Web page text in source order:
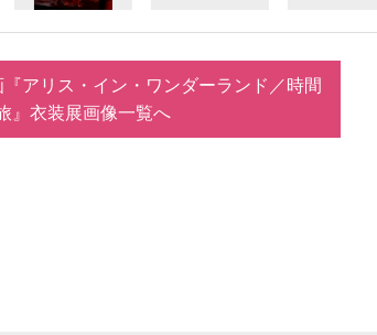
アリス・イン・ワンダーランド／時間
』衣装展画像一覧へ